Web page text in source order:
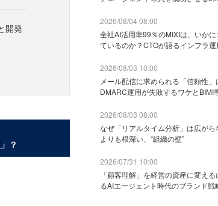
開発
？
2026/08/04 08:00
全社AI活用率99％のMIXIは、いか
ているのか？CTOが語るインフラ
2026/08/03 10:00
メール配信に求められる「信頼性
DMARC運用が失敗するワケとBIMI
2026/08/03 08:00
なぜ「リアルタイム分析」は広が
よりも根深い、“組織の壁”
2026/07/31 10:00
「顧客理解」を経営の資産に変え
るAIエージェント時代のブランド戦